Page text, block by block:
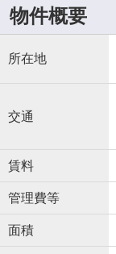
物件概要
所在地
交通
賃料
管理費等
面積